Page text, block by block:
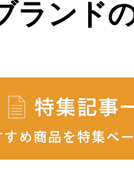
ランド